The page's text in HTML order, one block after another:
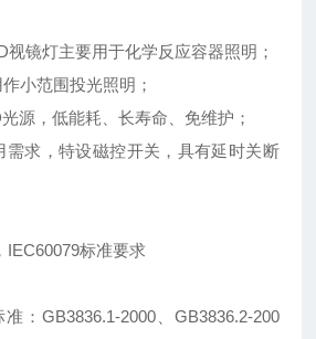
视镜灯主要用于化学反应容器照明；
小范围投光照明；
源，低能耗、长寿命、免维护；
需求，特设磁控开关，具有延时关断
IEC60079标准要求
：GB3836.1-2000、GB3836.2-200